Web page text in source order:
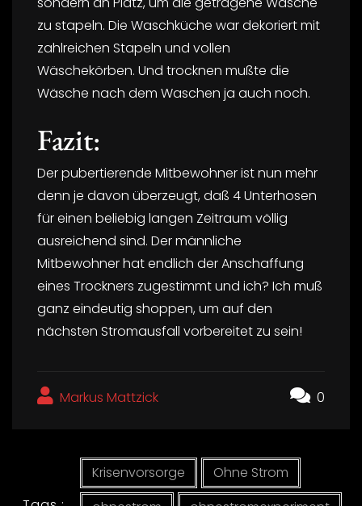
zu stapeln. Die Waschküche war dekoriert mit
zahlreichen Stapeln und vollen
Wäschekörben. Und trocknen mußte die
Wäsche nach dem Waschen ja auch noch.
Fazit:
Der pubertierende Mitbewohner ist nun mehr
denn je davon überzeugt, daß 4 Unterhosen
für einen beliebig langen Zeitraum völlig
ausreichend sind. Der männliche
Mitbewohner hat endlich der Anschaffung
eines Trockners zugestimmt und ich? Ich muß
ganz eindeutig shoppen, um auf den
nächsten Stromausfall vorbereitet zu sein!
Markus Mattzick 0
Krisenvorsorge
Ohne Strom